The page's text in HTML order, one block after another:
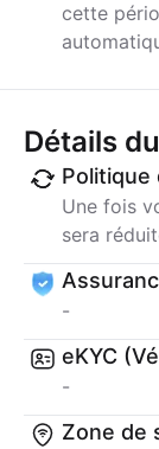
cette
Détails
Politique
Une fois
sera
-
eKYC
-
Zone de